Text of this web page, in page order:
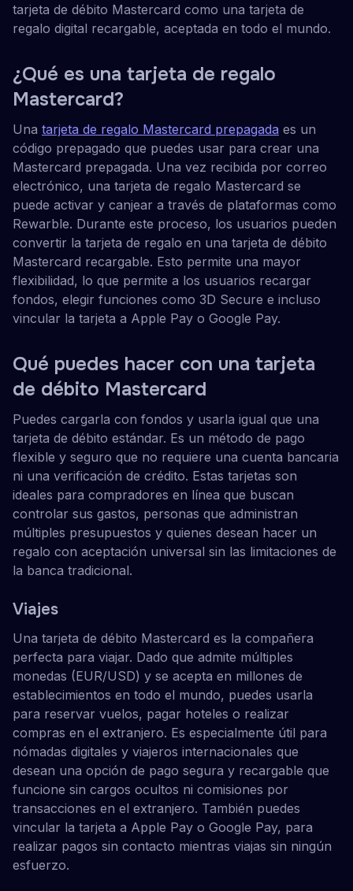
tarjeta de débito Mastercard como una tarjeta de
regalo digital recargable, aceptada en todo el mundo.
¿Qué es una tarjeta de regalo
Mastercard?
Una tarjeta de regalo Mastercard prepagada es un
código prepagado que puedes usar para crear una
Mastercard prepagada. Una vez recibida por correo
electrónico, una tarjeta de regalo Mastercard se
puede activar y canjear a través de plataformas como
Rewarble. Durante este proceso, los usuarios pueden
convertir la tarjeta de regalo en una tarjeta de débito
Mastercard recargable. Esto permite una mayor
flexibilidad, lo que permite a los usuarios recargar
fondos, elegir funciones como 3D Secure e incluso
vincular la tarjeta a Apple Pay o Google Pay.
Qué puedes hacer con una tarjeta
de débito Mastercard
Puedes cargarla con fondos y usarla igual que una
tarjeta de débito estándar. Es un método de pago
flexible y seguro que no requiere una cuenta bancaria
ni una verificación de crédito. Estas tarjetas son
ideales para compradores en línea que buscan
controlar sus gastos, personas que administran
múltiples presupuestos y quienes desean hacer un
regalo con aceptación universal sin las limitaciones de
la banca tradicional.
Viajes
Una tarjeta de débito Mastercard es la compañera
perfecta para viajar. Dado que admite múltiples
monedas (EUR/USD) y se acepta en millones de
establecimientos en todo el mundo, puedes usarla
para reservar vuelos, pagar hoteles o realizar
compras en el extranjero. Es especialmente útil para
nómadas digitales y viajeros internacionales que
desean una opción de pago segura y recargable que
funcione sin cargos ocultos ni comisiones por
transacciones en el extranjero. También puedes
vincular la tarjeta a Apple Pay o Google Pay, para
realizar pagos sin contacto mientras viajas sin ningún
esfuerzo.